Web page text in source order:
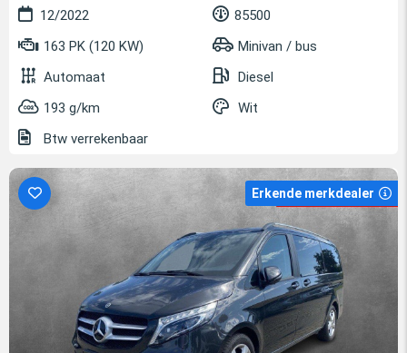
12/2022
85500
163 PK (120 KW)
Minivan / bus
Automaat
Diesel
193 g/km
Wit
Btw verrekenbaar
Erkende merkdealer